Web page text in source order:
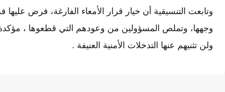
وتابعت التنسيقية أن خيار قرار الأمعاء الفارغة، فرض
وجهها، وتملص المسؤولين من وعودهم التي قطعوها ،
ولن تثنيهم عنها التدخلات الأمنية العنيفة .